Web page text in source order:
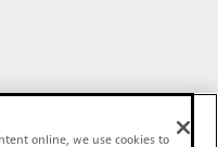
online, we use cookies to